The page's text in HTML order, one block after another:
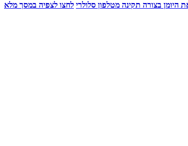
היומן בצורה תקינה מטלפון סלולרי לחצו לצפיה במסך מלא